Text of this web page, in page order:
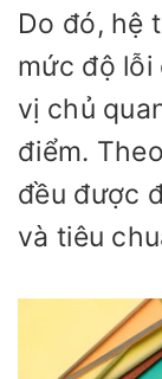
Do đó, hệ
mức độ lỗi
vị chủ
điểm.
đều được
và tiêu